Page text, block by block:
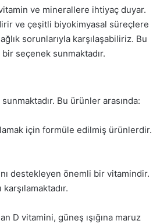
ve minerallere ihtiyaç duyar.
ve çeşitli biyokimyasal süreçlere
sorunlarıyla karşılaşabiliriz. Bu
seçenek sunmaktadır.
Bu ürünler arasında:
için formüle edilmiş ürünlerdir.
destekleyen önemli bir vitamindir.
D vitamini, güneş ışığına maruz